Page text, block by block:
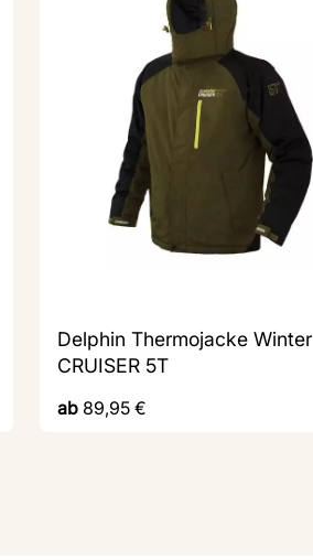
Delphin Thermojacke Winter
CRUISER 5T
ab 89,95 €